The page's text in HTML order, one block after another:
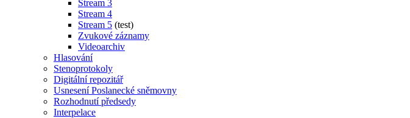
Stream 3
Stream 4
Stream 5 (test)
Zvukové záznamy
Videoarchiv
Hlasování
Stenoprotokoly
Digitální repozitář
Usnesení Poslanecké sněmovny
Rozhodnutí předsedy
Interpelace